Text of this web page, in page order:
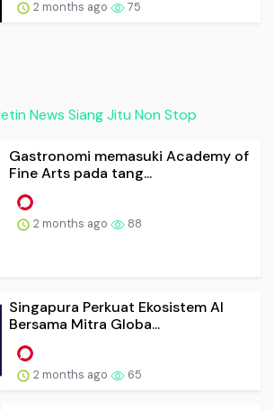
2 months ago 75
News Siang Jitu Non Stop
Gastronomi memasuki Academy of
Fine Arts pada tang...
2 months ago 88
Singapura Perkuat Ekosistem AI
Bersama Mitra Globa...
2 months ago 65